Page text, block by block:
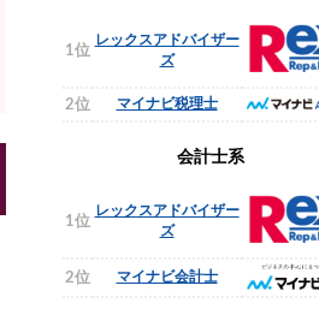
1位
レックスアドバイザー
ズ
2位 マイナビ税理士
会計士系
1位
レックスアドバイザー
ズ
2位 マイナビ会計士